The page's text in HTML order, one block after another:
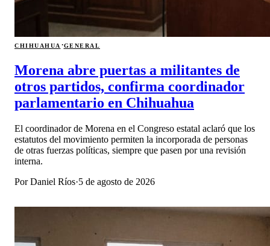
CHIHUAHUA ·GENERAL
Morena abre puertas a militantes de
otros partidos, confirma coordinador
parlamentario en Chihuahua
El coordinador de Morena en el Congreso estatal aclaró que los
estatutos del movimiento permiten la incorporada de personas
de otras fuerzas políticas, siempre que pasen por una revisión
interna.
PorDaniel Ríos·5 de agosto de 2026